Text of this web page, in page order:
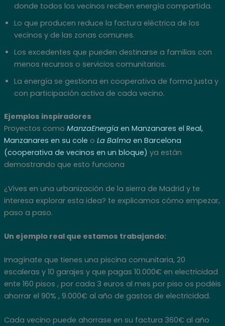
donde todos los vecinos reciben energía compartida.
Lo que producen reduce la factura eléctrica de los
vecinos y de las zonas comunes.
Los excedentes que pueden destinarse a familias con
menos recursos o servicios comunitarios.
La energía se gestiona en cooperativa de forma justa y
con participación activa de cada vecino.
Ejemplos inspiradores
Proyectos como ManzaEnergíaen Manzanares el Real,
Manzanares en su cole o La Balmaen Barcelona
(cooperativa de vecinos en un bloque) ya están
demostrando que esto funciona
¿Vives en una urbanización de la sierra de Madrid y te
interesa explorar esta idea? te explicamos cómo empezar,
paso a paso.
Un ejemplo real que estamos trabajando:
Imagínate que tienes una piscina comunitaria, 20
escaleras y 10 garajes y que pagas 10.000€ en electricidad
ente 160 pisos , por cada 3 euros al mes por piso os podéis
ahorrar el 90% , 9.000€ al año de gastos de electricidad.
Cada vecino puede ahorrase en su factura 360€ al año